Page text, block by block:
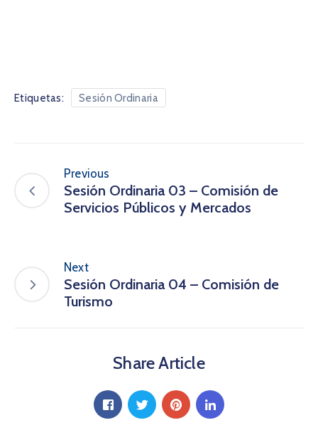
Etiquetas: Sesión Ordinaria
Previous
Sesión Ordinaria 03 – Comisión de
Servicios Públicos y Mercados
Next
Sesión Ordinaria 04 – Comisión de
Turismo
Share Article